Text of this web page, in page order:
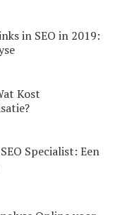
in SEO in 2019:
Kost
Specialist: Een